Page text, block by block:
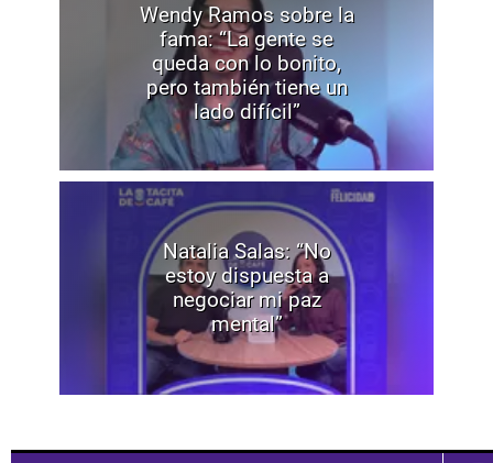
Wendy Ramos sobre la
fama: “La gente se
queda con lo bonito,
pero también tiene un
lado difícil”
Natalia Salas: “No
estoy dispuesta a
negociar mi paz
mental”